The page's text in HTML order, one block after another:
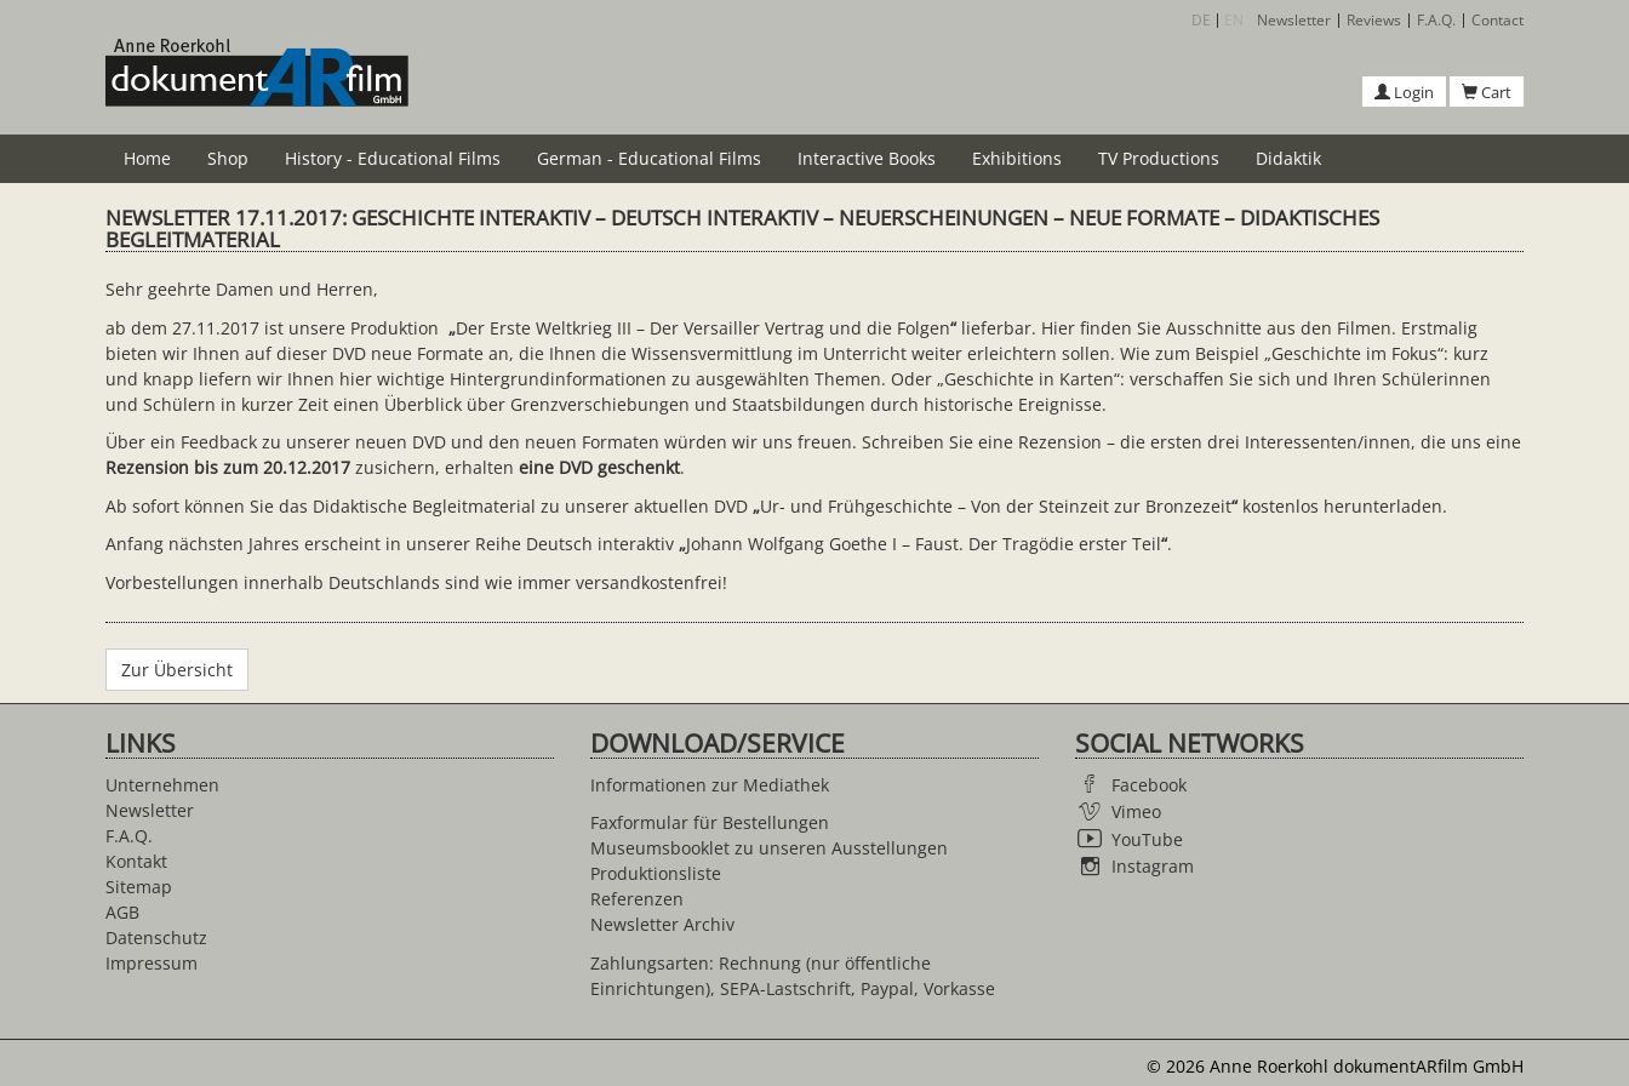
DE Newsletter Reviews F.A.Q. Contact
Login Cart
Home Shop History - Educational Films German - Educational Films Interactive Books Exhibitions TV Productions Didaktik
NEWSLETTER 17.11.2017: GESCHICHTE INTERAKTIV – DEUTSCH INTERAKTIV – NEUERSCHEINUNGEN – NEUE FORMATE – DIDAKTISCHES
BEGLEITMATERIAL
Sehr geehrte Damen und Herren,
ab dem 27.11.2017 ist unsere Produktion „Der Erste Weltkrieg III – Der Versailler Vertrag und die Folgen“lieferbar. Hier finden Sie Ausschnitte aus den Filmen. Erstmalig
bieten wir Ihnen auf dieser DVD neue Formate an, die Ihnen die Wissensvermittlung im Unterricht weiter erleichtern sollen. Wie zum Beispiel „Geschichte im Fokus“: kurz
und knapp liefern wir Ihnen hier wichtige Hintergrundinformationen zu ausgewählten Themen. Oder „Geschichte in Karten“: verschaffen Sie sich und Ihren Schülerinnen
und Schülern in kurzer Zeit einen Überblick über Grenzverschiebungen und Staatsbildungen durch historische Ereignisse.
Über ein Feedback zu unserer neuen DVD und den neuen Formaten würden wir uns freuen. Schreiben Sie eine Rezension – die ersten drei Interessenten/innen, die uns eine
Rezension bis zum 20.12.2017 zusichern, erhalten eine DVD geschenkt.
Ab sofort können Sie das Didaktische Begleitmaterial zu unserer aktuellen DVD „Ur- und Frühgeschichte – Von der Steinzeit zur Bronzezeit“ kostenlos herunterladen.
Anfang nächsten Jahres erscheint in unserer Reihe Deutsch interaktiv „Johann Wolfgang Goethe I – Faust. Der Tragödie erster Teil“.
Vorbestellungen innerhalb Deutschlands sind wie immer versandkostenfrei!
Zur Übersicht
LINKS
Unternehmen
Newsletter
F.A.Q.
Kontakt
Sitemap
AGB
Datenschutz
Impressum
DOWNLOAD/SERVICE
Informationen zur Mediathek
Faxformular für Bestellungen
Museumsbooklet zu unseren Ausstellungen
Produktionsliste
Referenzen
Newsletter Archiv
Zahlungsarten: Rechnung (nur öffentliche
Einrichtungen), SEPA-Lastschrift, Paypal, Vorkasse
SOCIAL NETWORKS
Facebook
Vimeo
YouTube
Instagram
© 2026 Anne Roerkohl dokumentARfilm GmbH